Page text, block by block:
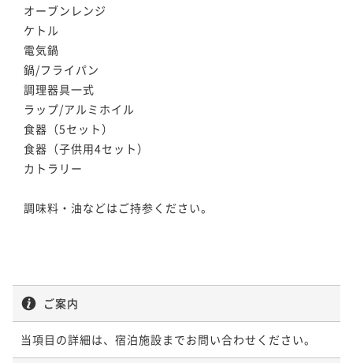
ご案内
当項目の詳細は、宿泊施設までお問い合わせください。